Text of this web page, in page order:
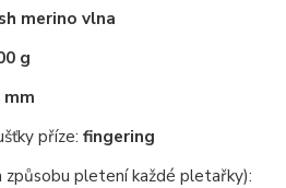
merino vlna
g
mm
příze:fingering
způsobu pletení každé pletařky):